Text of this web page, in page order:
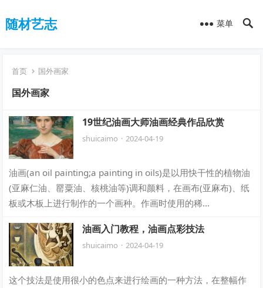
随材艺志 菜单
首页 国外画家
国外画家
19世纪油画大师油画经典作品欣赏
shuicaimo · 2024-04-19
油画(an oil painting;a painting in oils)是以用快干性的植物油
(亚麻仁油、罂粟油、核桃油等)调和颜料，在画布(亚麻布)、纸
板或木板上进行制作的一个画种。作画时使用的稀…
油画入门教程，油画点彩技法
shuicaimo · 2024-04-19
这个技法是使用很小的色点来进行绘画的一种方法，在整幅作